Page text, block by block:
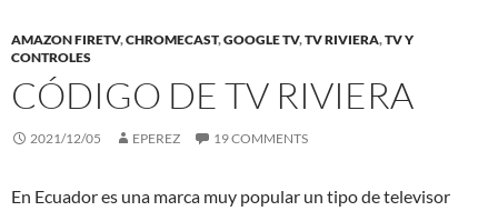
AMAZON FIRETV,CHROMECAST,GOOGLE TV,TV RIVIERA,TV Y
CONTROLES
CÓDIGO DE TV RIVIERA
2021/12/05 EPEREZ 19 COMMENTS
En Ecuador es una marca muy popular un tipo de televisor